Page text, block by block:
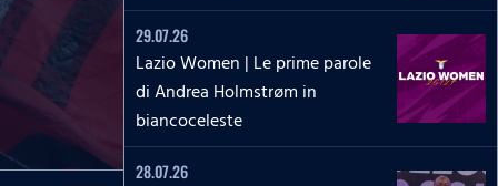
29.07.26
Lazio Women | Le prime parole
di Andrea Holmstrøm in
biancoceleste
28.07.26